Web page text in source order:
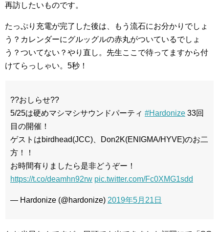
再訪したいものです。
たっぷり充電が完了した後は、もう流石にお分かりでしょ
う？カレンダーにグルッグルの赤丸がついているでしょ
う？ついてない？やり直し。先生ここで待ってますから付
けてらっしゃい。5秒！
??おしらせ??
5/25は硬めマシマシサウンドパーティ #Hardonize 33回
目の開催！
ゲストはbirdhead(JCC)、Don2K(ENIGMA/HYVE)のお二
方！！
お時間有りましたら是非どうぞー！
https://t.co/deamhn92rw pic.twitter.com/Fc0XMG1sdd
— Hardonize (@hardonize) 2019年5月21日